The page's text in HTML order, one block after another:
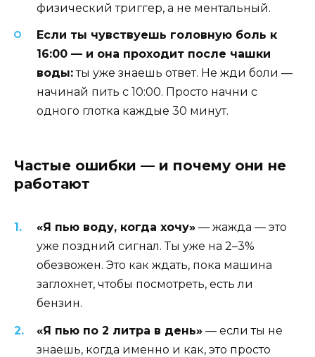
физический триггер, а не ментальный.
Если ты чувствуешь головную боль к
16:00 — и она проходит после чашки
воды:ты уже знаешь ответ. Не жди боли —
начинай пить с 10:00. Просто начни с
одного глотка каждые 30 минут.
Частые ошибки — и почему они не
работают
«Я пью воду, когда хочу» — жажда — это
уже поздний сигнал. Ты уже на 2–3%
обезвожен. Это как ждать, пока машина
заглохнет, чтобы посмотреть, есть ли
бензин.
«Я пью по 2 литра в день» — если ты не
знаешь, когда именно и как, это просто